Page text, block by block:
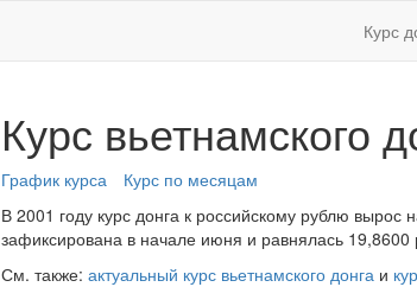
Курс
Курс вьетнамского
График курса
Курс по месяцам
В 2001 году курс донга к российскому рублю вырос
зафиксирована в начале июня и равнялась
См. также: актуальный курс вьетнамского донга и